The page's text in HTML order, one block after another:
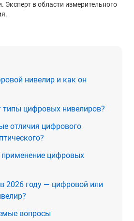
Эксперт в области измерительного
нивелир и как он
цифровых нивелиров?
отличия цифрового
применение цифровых
2026 году — цифровой или
вопросы